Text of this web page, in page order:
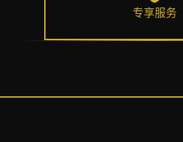
专享服务